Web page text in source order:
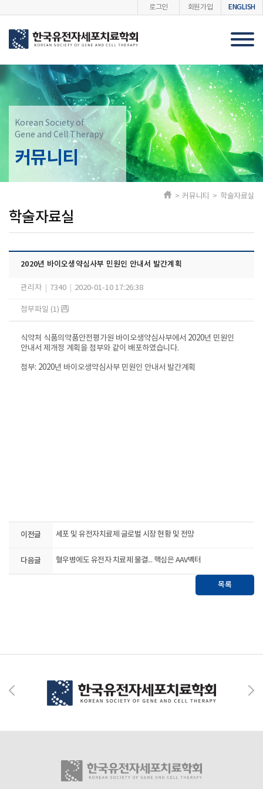
로그인 회원가입 ENGLISH
Korean Society of
Gene and Cell Therapy
커뮤니티
학술자료실
> 커뮤니티 > 학술자료실
2020년 바이오생약심사부 민원인 안내서 발간계획
관리자 7340 2020-01-10 17:26:38
첨부파일 (1)
식약처 식품의약품안전평가원 바이오생약심사부에서 2020년 민원인
안내서 제개정 계획을 첨부와 같이 배포하였습니다.
첨부: 2020년 바이오생약심사부 민원인 안내서 발간계획
이전글 세포 및 유전자치료제 글로벌 시장 현황 및 전망
다음글 혈우병에도 유전자 치료제 물결... 핵심은 AAV벡터
목록